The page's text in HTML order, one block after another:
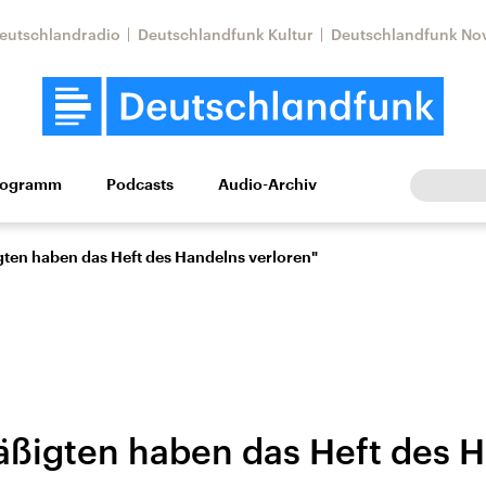
Deutschlandfunk Kultur Deutschlandfunk
Wissen Kultur Europa
Beiträge,
Nahostkonflikt
Iran
Podcasts Audio-Archiv
haben das Heft des Handelns verloren"
haben das Heft des